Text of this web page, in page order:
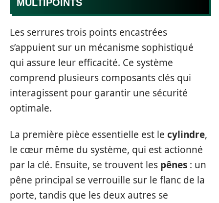
MULTIPOINTS
Les serrures trois points encastrées
s’appuient sur un mécanisme sophistiqué
qui assure leur efficacité. Ce système
comprend plusieurs composants clés qui
interagissent pour garantir une sécurité
optimale.
La première pièce essentielle est le cylindre,
le cœur même du système, qui est actionné
par la clé. Ensuite, se trouvent les pênes : un
pêne principal se verrouille sur le flanc de la
porte, tandis que les deux autres se